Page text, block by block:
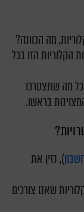
מה הכוונה?
את הכמות הקלוריות הזו בכל
כל מה שתצטרכו
בראשו.
), נזין את
וזהו כמות הקלוריות שאנו צורכים